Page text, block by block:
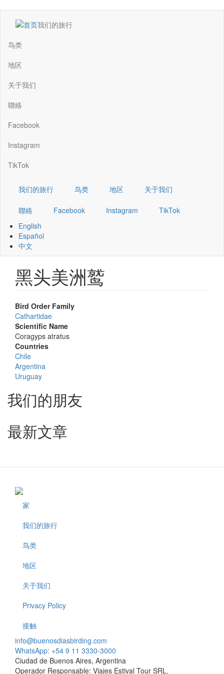
Main
navigation
我们的旅行
鸟类
地区
关于我们
聯絡
Facebook
Instagram
TikTok
我们的旅行 鸟类 地区 关于我们
聯絡 Facebook Instagram
TikTok
English
Español
中文
黑头美洲鹫
Bird Order Family
Cathartidae
Scientific Name
Coragyps atratus
Countries
Chile
Argentina
Uruguay
我们的朋友
最新文章
Footer
家
我们的旅行
鸟类
地区
关于我们
Privacy Policy
接触
info@buenosdiasbirding.com
WhatsApp: +54 9 11 3330-3000
Ciudad de Buenos Aires, Argentina
Operador Responsable: Viajes Estival Tour SRL.